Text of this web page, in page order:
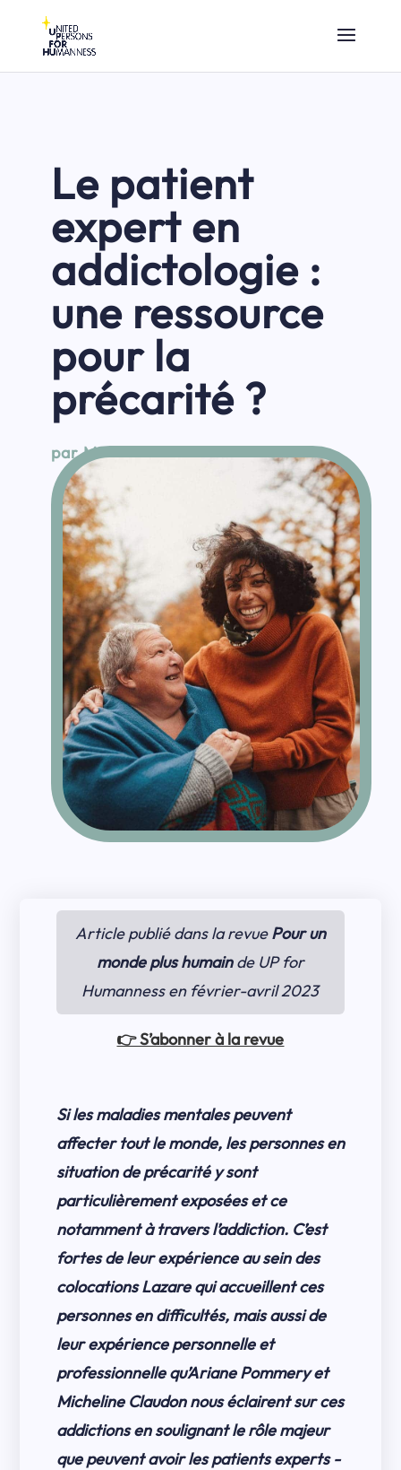
Le patient
expert en
addictologie :
une ressource
pour la
précarité ?
parMicheline Claudon,Ariane
Pommery
Article publié dans la revuePour un
monde plus humain de UP for
Humanness en février-avril 2023
👉 S’abonner à la revue
Si les maladies mentales peuvent
affecter tout le monde, les personnes en
situation de précarité y sont
particulièrement exposées et ce
notamment à travers l’addiction. C’est
fortes de leur expérience au sein des
colocations Lazare qui accueillent ces
personnes en difficultés, mais aussi de
leur expérience personnelle et
professionnelle qu’Ariane Pommery et
Micheline Claudon nous éclairent sur ces
addictions en soulignant le rôle majeur
que peuvent avoir les patients experts -